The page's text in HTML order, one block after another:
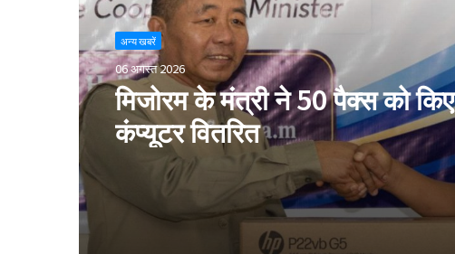
अन्य खबरें
06 अगस्त 2026
मिजोरम के मंत्री ने 50 पैक्स को किए
कंप्यूटर वितरित